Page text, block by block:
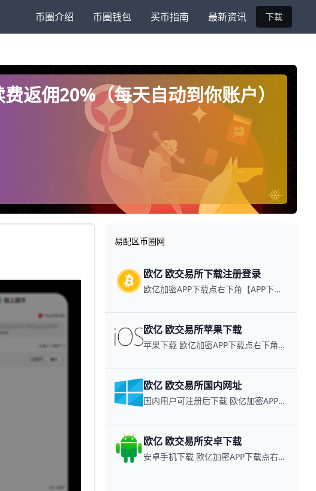
币圈介绍 币圈钱包 买币指南 最新资讯 下載
返佣20%（每天自动到你账户）
易配区币圈网
欧亿 欧交易所下载注册登录
欧亿加密APP下载点右下角【APP下载】联系客服 每日更新可用链接
欧亿 欧交易所苹果下载
苹果下载 欧亿加密APP下载点右下角【APP下载】联系客服 每日更新可用链接
欧亿 欧交易所国内网址
国内用户可注册后下载 欧亿加密APP下载点右下角【APP下载】联系客服 每日更新可用链接
欧亿 欧交易所安卓下载
安卓手机下载 欧亿加密APP下载点右下角【APP下载】联系客服 每日更新可用链接